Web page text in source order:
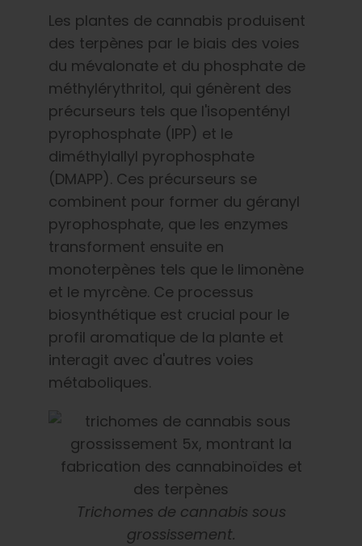
Les plantes de cannabis produisent
des terpènes par le biais des voies
du mévalonate et du phosphate de
méthylérythritol, qui génèrent des
précurseurs tels que l'isopentényl
pyrophosphate (IPP) et le
diméthylallyl pyrophosphate
(DMAPP). Ces précurseurs se
combinent pour former du géranyl
pyrophosphate, que les enzymes
transforment ensuite en
monoterpènes tels que le limonène
et le myrcène. Ce processus
biosynthétique est crucial pour le
profil aromatique de la plante et
interagit avec d'autres voies
métaboliques.
Trichomes de cannabis sous
grossissement.